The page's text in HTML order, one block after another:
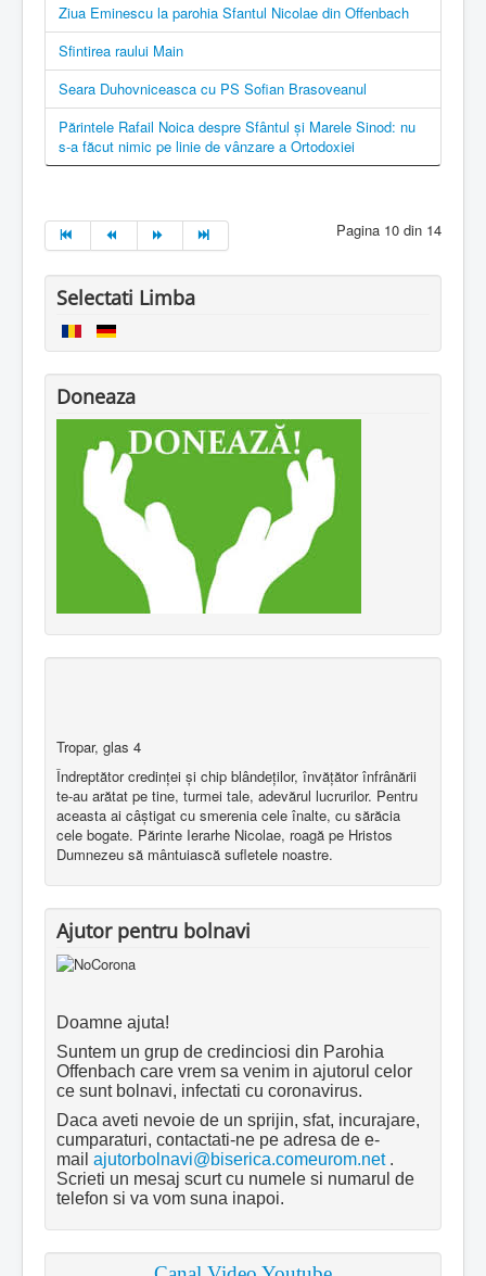
Ziua Eminescu la parohia Sfantul Nicolae din Offenbach
Sfintirea raului Main
Seara Duhovniceasca cu PS Sofian Brasoveanul
Părintele Rafail Noica despre Sfântul şi Marele Sinod: nu
s-a făcut nimic pe linie de vânzare a Ortodoxiei
Pagina 10 din 14
Selectati Limba
Doneaza
Tropar, glas 4
Îndreptător credinţei şi chip blândeţilor, învăţător înfrânării
te-au arătat pe tine, turmei tale, adevărul lucrurilor. Pentru
aceasta ai câştigat cu smerenia cele înalte, cu sărăcia
cele bogate. Părinte Ierarhe Nicolae, roagă pe Hristos
Dumnezeu să mântuiască sufletele noastre.
Ajutor pentru bolnavi
Doamne ajuta!
Suntem un grup de credinciosi din Parohia
Offenbach care vrem sa venim in ajutorul celor
ce sunt bolnavi, infectati cu coronavirus.
Daca aveti nevoie de un sprijin, sfat, incurajare,
cumparaturi, contactati-ne pe adresa de e-
mail ajutorbolnavi@biserica.comeurom.net.
Scrieti un mesaj scurt cu numele si numarul de
telefon si va vom suna inapoi.